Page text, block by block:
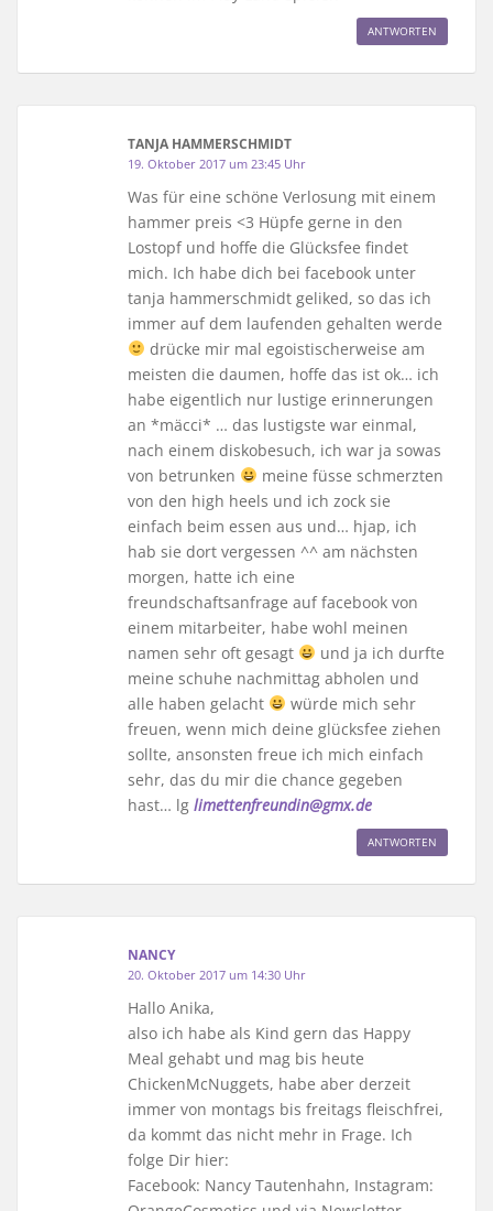
ANTWORTEN
TANJA HAMMERSCHMIDT
19. Oktober 2017 um 23:45 Uhr
Was für eine schöne Verlosung mit einem
hammer preis <3 Hüpfe gerne in den
Lostopf und hoffe die Glücksfee findet
mich. Ich habe dich bei facebook unter
tanja hammerschmidt geliked, so das ich
immer auf dem laufenden gehalten werde
drücke mir mal egoistischerweise am
meisten die daumen, hoffe das ist ok… ich
habe eigentlich nur lustige erinnerungen
an *mäcci* … das lustigste war einmal,
nach einem diskobesuch, ich war ja sowas
von betrunken
meine füsse schmerzten
von den high heels und ich zock sie
einfach beim essen aus und… hjap, ich
hab sie dort vergessen ^^ am nächsten
morgen, hatte ich eine
freundschaftsanfrage auf facebook von
einem mitarbeiter, habe wohl meinen
namen sehr oft gesagt
und ja ich durfte
meine schuhe nachmittag abholen und
alle haben gelacht
würde mich sehr
freuen, wenn mich deine glücksfee ziehen
sollte, ansonsten freue ich mich einfach
sehr, das du mir die chance gegeben
hast… lg limettenfreundin@gmx.de
ANTWORTEN
NANCY
20. Oktober 2017 um 14:30 Uhr
Hallo Anika,
also ich habe als Kind gern das Happy
Meal gehabt und mag bis heute
ChickenMcNuggets, habe aber derzeit
immer von montags bis freitags fleischfrei,
da kommt das nicht mehr in Frage. Ich
folge Dir hier:
Facebook: Nancy Tautenhahn, Instagram: